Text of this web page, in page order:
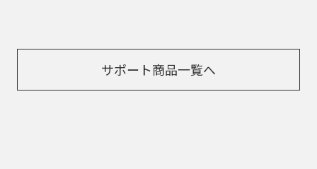
サポート商品一覧へ